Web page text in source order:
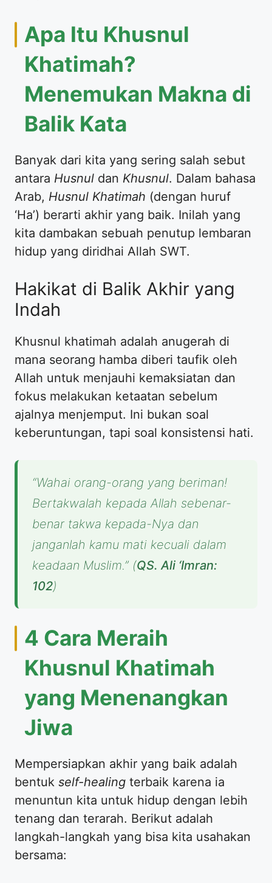
Apa Itu Khusnul
Khatimah?
Menemukan Makna di
Balik Kata
Banyak dari kita yang sering salah sebut
antara Husnul dan Khusnul. Dalam bahasa
Arab, Husnul Khatimah (dengan huruf
‘Ha’) berarti akhir yang baik. Inilah yang
kita dambakan sebuah penutup lembaran
hidup yang diridhai Allah SWT.
Hakikat di Balik Akhir yang
Indah
Khusnul khatimah adalah anugerah di
mana seorang hamba diberi taufik oleh
Allah untuk menjauhi kemaksiatan dan
fokus melakukan ketaatan sebelum
ajalnya menjemput. Ini bukan soal
keberuntungan, tapi soal konsistensi hati.
“Wahai orang-orang yang beriman!
Bertakwalah kepada Allah sebenar-
benar takwa kepada-Nya dan
janganlah kamu mati kecuali dalam
keadaan Muslim.” (QS. Ali ‘Imran:
102)
4 Cara Meraih
Khusnul Khatimah
yang Menenangkan
Jiwa
Mempersiapkan akhir yang baik adalah
bentuk self-healing terbaik karena ia
menuntun kita untuk hidup dengan lebih
tenang dan terarah. Berikut adalah
langkah-langkah yang bisa kita usahakan
bersama: